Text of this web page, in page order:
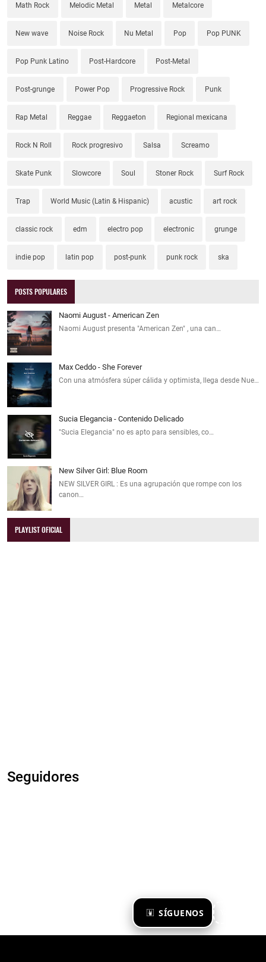
SÍGUENOS
Math Rock Melodic Metal Metal Metalcore
New wave Noise Rock Nu Metal Pop Pop PUNK
Pop Punk Latino Post-Hardcore Post-Metal
Post-grunge Power Pop Progressive Rock Punk
Rap Metal Reggae Reggaeton Regional mexicana
Rock N Roll Rock progresivo Salsa Screamo
Skate Punk Slowcore Soul Stoner Rock Surf Rock
Trap World Music (Latin & Hispanic) acustic art rock
classic rock edm electro pop electronic grunge
indie pop latin pop post-punk punk rock ska
POSTS POPULARES
Naomi August - American Zen
Naomi August presenta "American Zen" , una can…
Max Ceddo - She Forever
Con una atmósfera súper cálida y optimista, llega desde Nue…
Sucia Elegancia - Contenido Delicado
"Sucia Elegancia" no es apto para sensibles, co…
New Silver Girl: Blue Room
NEW SILVER GIRL : Es una agrupación que rompe con los
canon…
PLAYLIST OFICIAL
Seguidores